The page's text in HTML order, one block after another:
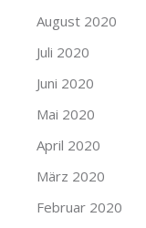
August 2020
Juli 2020
Juni 2020
Mai 2020
April 2020
März 2020
Februar 2020